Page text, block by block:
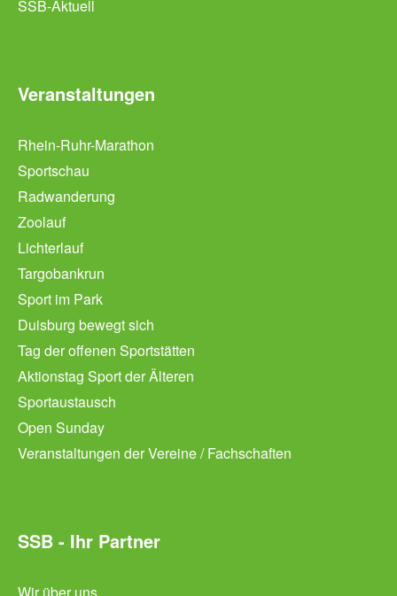
SSB-Aktuell
Veranstaltungen
Rhein-Ruhr-Marathon
Sportschau
Radwanderung
Zoolauf
Lichterlauf
Targobankrun
Sport im Park
Duisburg bewegt sich
Tag der offenen Sportstätten
Aktionstag Sport der Älteren
Sportaustausch
Open Sunday
Veranstaltungen der Vereine / Fachschaften
SSB - Ihr Partner